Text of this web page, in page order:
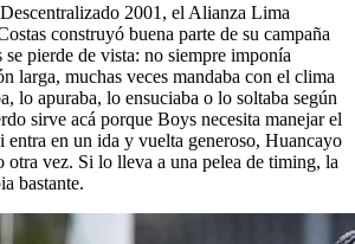
2001, el Alianza Lima
construyó buena parte de su campaña
se pierde de vista: no siempre imponía
larga, muchas veces mandaba con el clima
lo apuraba, lo ensuciaba o lo soltaba según
sirve acá porque Boys necesita manejar el
entra en un ida y vuelta generoso, Huancayo
otra vez. Si lo lleva a una pelea de timing, la
bastante.